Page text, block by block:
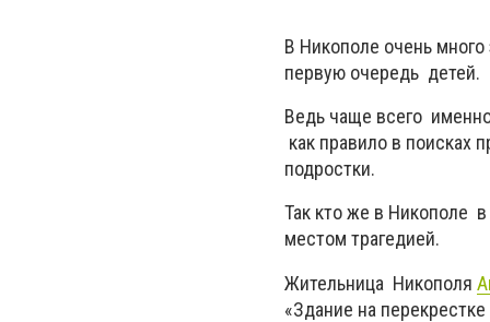
В Никополе очень
первую очередь детей.
Ведь чаще всего
как правило в
подростки.
Так кто же в Никополе
местом трагедией.
Жительница Никополя
«Здание на